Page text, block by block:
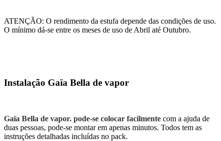
ATENÇÃO: O rendimento da estufa depende das condições de uso.
O mínimo dá-se entre os meses de uso de Abril até Outubro.
Instalação Gaïa Bella de vapor
Gaïa Bella de vapor. pode-se colocar facilmente com a ajuda de
duas pessoas, pode-se montar em apenas minutos. Todos tem as
instruções detalhadas incluídas no pack.